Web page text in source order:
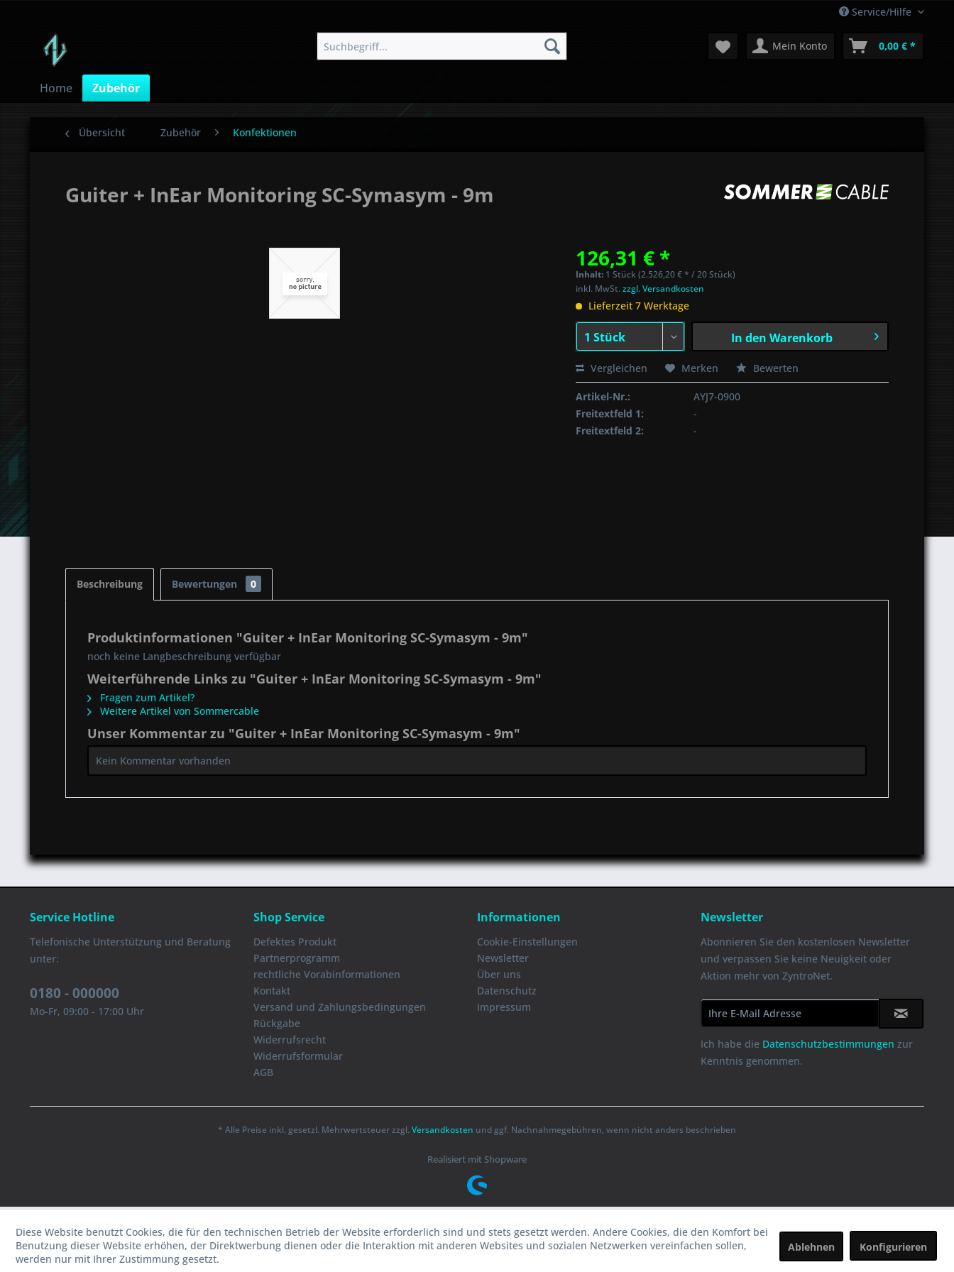
Service/Hilfe
Mein Konto 0,00 € *
Home Zubehör
Übersicht Zubehör Konfektionen
Guiter + InEar Monitoring SC-Symasym - 9m
126,31 € *
Inhalt: 1 Stück (2.526,20 € * / 20 Stück)
inkl. MwSt.zzgl. Versandkosten
Lieferzeit 7 Werktage
In den Warenkorb
Vergleichen Merken Bewerten
Artikel-Nr.:
AYJ7-0900
Freitextfeld 1:
-
Freitextfeld 2:
-
Beschreibung Bewertungen 0
Produktinformationen "Guiter + InEar Monitoring SC-Symasym - 9m"
noch keine Langbeschreibung verfügbar
Weiterführende Links zu "Guiter + InEar Monitoring SC-Symasym - 9m"
Fragen zum Artikel?
Weitere Artikel von Sommercable
Unser Kommentar zu "Guiter + InEar Monitoring SC-Symasym - 9m"
Kein Kommentar vorhanden
Service Hotline
Telefonische Unterstützung und Beratung
unter:
0180 - 000000
Mo-Fr, 09:00 - 17:00 Uhr
Shop Service
Defektes Produkt
Partnerprogramm
rechtliche Vorabinformationen
Kontakt
Versand und Zahlungsbedingungen
Rückgabe
Widerrufsrecht
Widerrufsformular
AGB
Informationen
Cookie-Einstellungen
Newsletter
Über uns
Datenschutz
Impressum
Newsletter
Abonnieren Sie den kostenlosen Newsletter
und verpassen Sie keine Neuigkeit oder
Aktion mehr von ZyntroNet.
Ich habe die Datenschutzbestimmungen zur
Kenntnis genommen.
* Alle Preise inkl. gesetzl. Mehrwertsteuer zzgl. Versandkosten und ggf. Nachnahmegebühren, wenn nicht anders beschrieben
Realisiert mit Shopware
Diese Website benutzt Cookies, die für den technischen Betrieb der Website erforderlich sind und stets gesetzt werden. Andere Cookies, die den Komfort bei
Benutzung dieser Website erhöhen, der Direktwerbung dienen oder die Interaktion mit anderen Websites und sozialen Netzwerken vereinfachen sollen,
werden nur mit Ihrer Zustimmung gesetzt.
Ablehnen Konfigurieren